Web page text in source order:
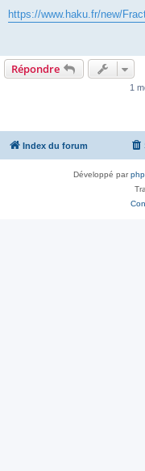
s
s
https://www.haku.fr/new/
Répondre
1
Index du forum
Développé par